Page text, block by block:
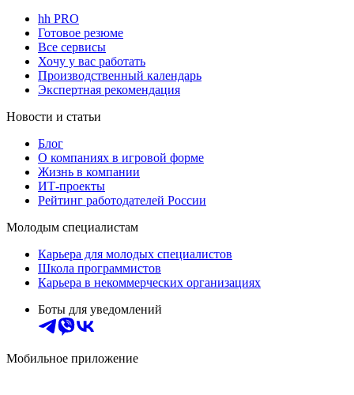
hh PRO
Готовое резюме
Все сервисы
Хочу у вас работать
Производственный календарь
Экспертная рекомендация
Новости и статьи
Блог
О компаниях в игровой форме
Жизнь в компании
ИТ-проекты
Рейтинг работодателей России
Молодым специалистам
Карьера для молодых специалистов
Школа программистов
Карьера в некоммерческих организациях
Боты для уведомлений
Мобильное приложение